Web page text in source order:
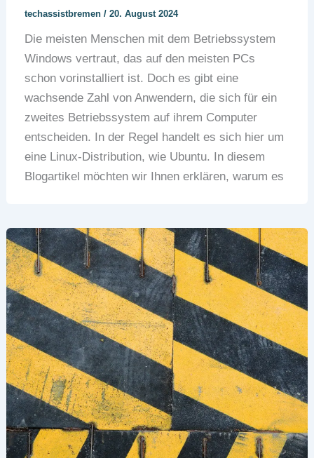
techassistbremen / 20. August 2024
Die meisten Menschen mit dem Betriebssystem
Windows vertraut, das auf den meisten PCs
schon vorinstalliert ist. Doch es gibt eine
wachsende Zahl von Anwendern, die sich für ein
zweites Betriebssystem auf ihrem Computer
entscheiden. In der Regel handelt es sich hier um
eine Linux-Distribution, wie Ubuntu. In diesem
Blogartikel möchten wir Ihnen erklären, warum es